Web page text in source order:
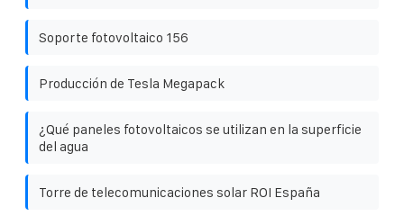
Soporte fotovoltaico 156
Producción de Tesla Megapack
¿Qué paneles fotovoltaicos se utilizan en la superficie
del agua
Torre de telecomunicaciones solar ROI España